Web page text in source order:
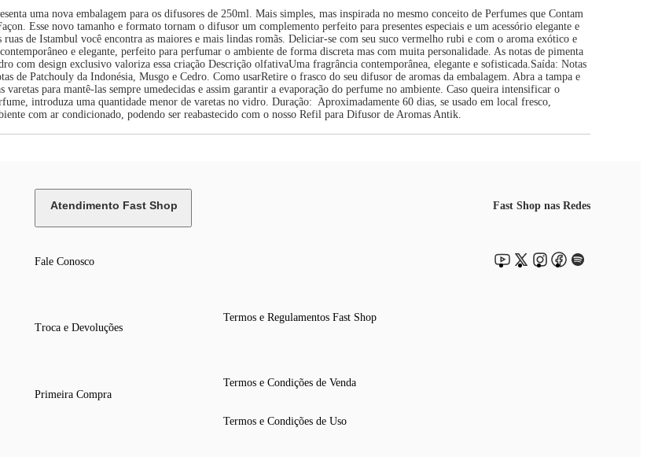
uma nova embalagem para os difusores de 250ml. Mais simples, mas inspirada no mesmo conceito de Perfumes que Contam
Esse novo tamanho e formato tornam o difusor um complemento perfeito para presentes especiais e um acessório elegante e
de Istambul você encontra as maiores e mais lindas romãs. Deliciar-se com seu suco vermelho rubi e com o aroma exótico e
e elegante, perfeito para perfumar o ambiente de forma discreta mas com muita personalidade. As notas de pimenta
com design exclusivo valoriza essa criação Descrição olfativaUma fragrância contemporânea, elegante e sofisticada.Saída: Notas
de Patchouly da Indonésia, Musgo e Cedro. Como usarRetire o frasco do seu difusor de aromas da embalagem. Abra a tampa e
para mantê-las sempre umedecidas e assim garantir a evaporação do perfume no ambiente. Caso queira intensificar o
introduza uma quantidade menor de varetas no vidro. Duração: Aproximadamente 60 dias, se usado em local fresco,
com ar condicionado, podendo ser reabastecido com o nosso Refil para Difusor de Aromas Antik.
Atendimento Fast Shop
Fale Conosco
Troca e Devoluções
Primeira Compra
Termos e Regulamentos Fast Shop
Termos e Condições de Venda
Termos e Condições de Uso
Fast Shop nas Redes